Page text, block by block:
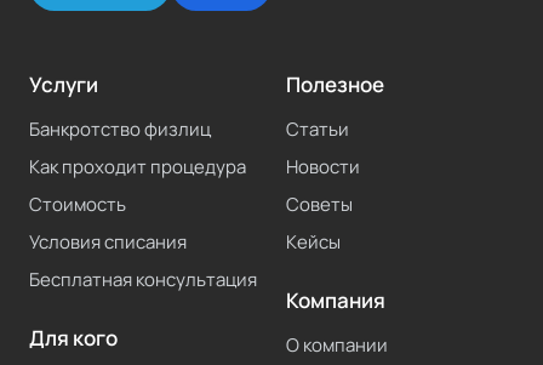
Услуги
Банкротство физлиц
Как проходит процедура
Стоимость
Условия списания
Бесплатная консультация
Для кого
Полезное
Статьи
Новости
Советы
Кейсы
Компания
О компании